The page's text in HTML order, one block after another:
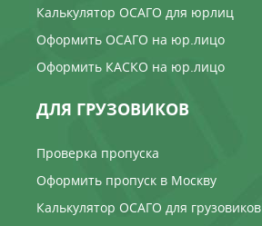
Калькулятор ОСАГО для юрлиц
Оформить ОСАГО на юр.лицо
Оформить КАСКО на юр.лицо
ДЛЯ ГРУЗОВИКОВ
Проверка пропуска
Оформить пропуск в Москву
Калькулятор ОСАГО для грузовиков